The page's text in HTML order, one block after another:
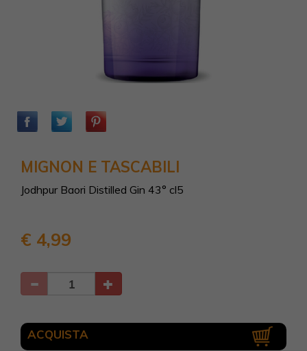
MIGNON E TASCABILI
Jodhpur Baori Distilled Gin 43° cl5
€ 4,99
ACQUISTA